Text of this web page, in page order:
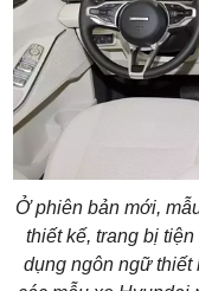
Ở phiên bản mới,
thiết kế, trang bị
dụng ngôn ngữ